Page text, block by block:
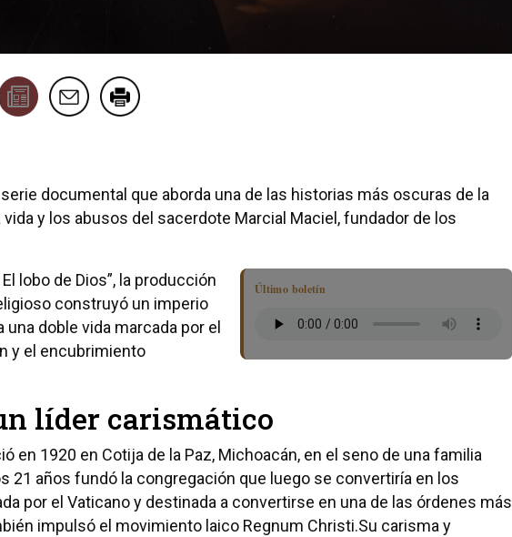
documental que aborda una de las historias más oscuras de la
y los abusos del sacerdote Marcial Maciel, fundador de los
Último boletín
lobo de Dios”, la producción
construyó un imperio
doble vida marcada por el
y el encubrimiento
líder carismático
en 1920 en Cotija de la Paz, Michoacán, en el seno de una familia
21 años fundó la congregación que luego se convertiría en los
por el Vaticano y destinada a convertirse en una de las órdenes más
impulsó el movimiento laico Regnum Christi.Su carisma y